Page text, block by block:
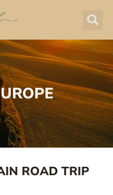
ROAD TRIP